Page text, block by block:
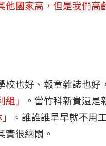
他國家高，但是我們高
也好、報章雜誌也好，
」
。當竹科新貴還
」。誰誰誰早早就不用
實很納悶。